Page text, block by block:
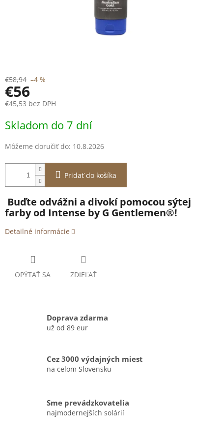
€58,94 –4 %
€56
€45,53 bez DPH
cena:
Skladom do 7 dní
Môžeme doručiť do: 10.8.2026
Pridať do košíka
Buďte odvážni a divokí pomocou sýtej
farby od Intense by G Gentlemen®!
Detailné informácie
OPÝTAŤ SA ZDIEĽAŤ
Doprava zdarma
už od 89 eur
Cez 3000 výdajných miest
na celom Slovensku
Sme prevádzkovatelia
najmodernejších solárií